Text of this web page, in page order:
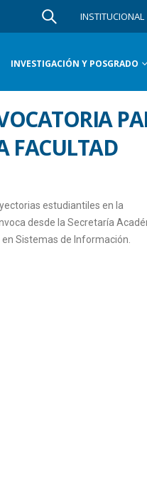
INSTITUCIONAL
INVESTIGACIÓN Y POSGRADO
FACULTAD
estudiantiles en la
desde la Secretaría
Sistemas de Información.